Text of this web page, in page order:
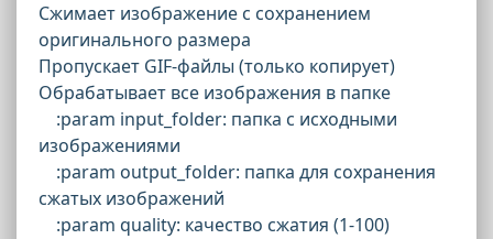
Сжимает изображение с сохранением
оригинального размера
Пропускает GIF-файлы (только копирует)
Обрабатывает все изображения в папке
:param input_folder: папка с исходными
изображениями
:param output_folder: папка для сохранения
сжатых изображений
:param quality: качество сжатия (1-100)